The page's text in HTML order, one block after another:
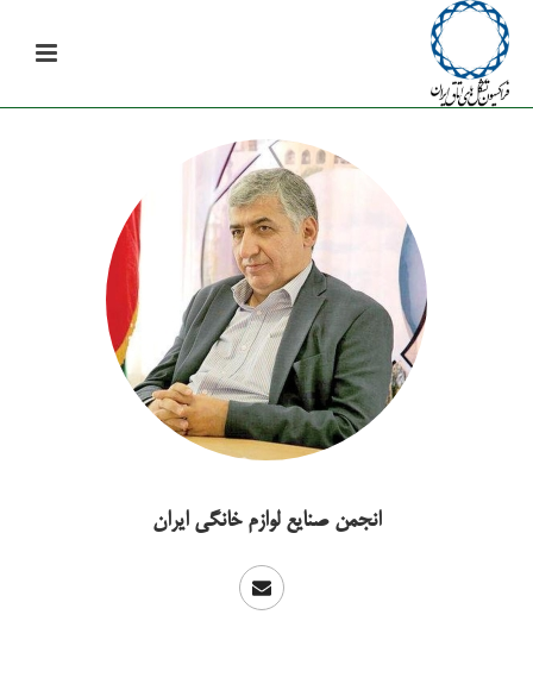
انجمن صنایع لوازم خانگی ایران